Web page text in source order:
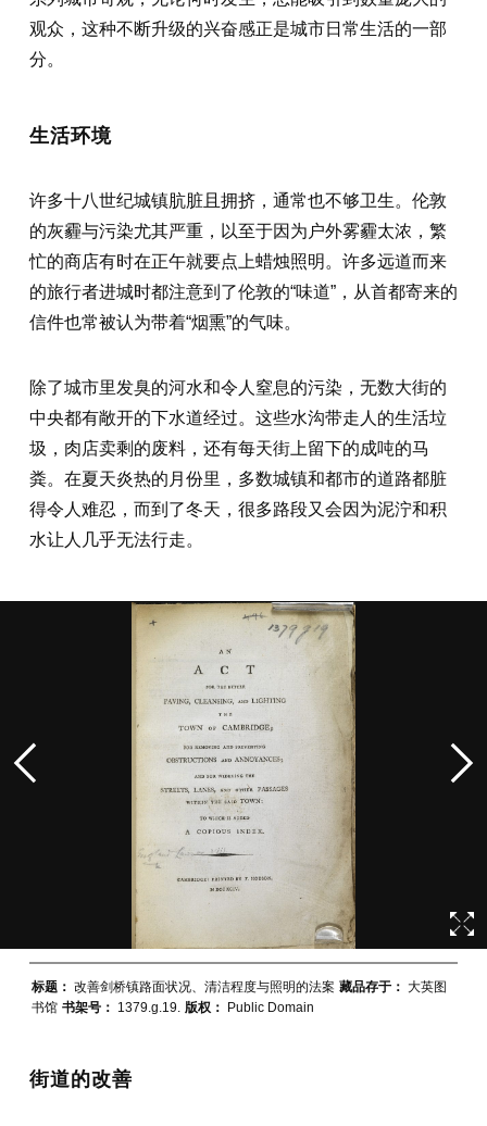
观众，这种不断升级的兴奋感正是城市日常生活的一部
分。
生活环境
许多十八世纪城镇肮脏且拥挤，通常也不够卫生。伦敦
的灰霾与污染尤其严重，以至于因为户外雾霾太浓，繁
忙的商店有时在正午就要点上蜡烛照明。许多远道而来
的旅行者进城时都注意到了伦敦的“味道”，从首都寄来的
信件也常被认为带着“烟熏”的气味。
除了城市里发臭的河水和令人窒息的污染，无数大街的
中央都有敞开的下水道经过。这些水沟带走人的生活垃
圾，肉店卖剩的废料，还有每天街上留下的成吨的马
粪。在夏天炎热的月份里，多数城镇和都市的道路都脏
得令人难忍，而到了冬天，很多路段又会因为泥泞和积
水让人几乎无法行走。
标题： 改善剑桥镇路面状况、清洁程度与照明的法案 藏品存于： 大英图
书馆 书架号： 1379.g.19. 版权： Public Domain
街道的改善